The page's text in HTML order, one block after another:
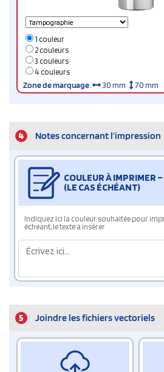
1 couleur
2 couleurs
3 couleurs
4 couleurs
Zone de marquage: 30 mm 70 mm
4 Notes concernant l’impression
COULEUR À IMPRIMER
(LE CAS ÉCHÉANT)
Indiquez ici la couleur souhaitée pour
échéant, le texte à insérer
5 Joindre les fichiers vectoriels